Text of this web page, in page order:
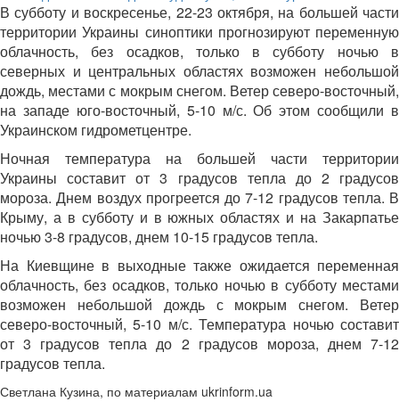
В субботу и воскресенье, 22-23 октября, на большей части
территории Украины синоптики прогнозируют переменную
облачность, без осадков, только в субботу ночью в
северных и центральных областях возможен небольшой
дождь, местами с мокрым снегом. Ветер северо-восточный,
на западе юго-восточный, 5-10 м/с. Об этом сообщили в
Украинском гидрометцентре.
Ночная температура на большей части территории
Украины составит от 3 градусов тепла до 2 градусов
мороза. Днем воздух прогреется до 7-12 градусов тепла. В
Крыму, а в субботу и в южных областях и на Закарпатье
ночью 3-8 градусов, днем 10-15 градусов тепла.
На Киевщине в выходные также ожидается переменная
облачность, без осадков, только ночью в субботу местами
возможен небольшой дождь с мокрым снегом. Ветер
северо-восточный, 5-10 м/с. Температура ночью составит
от 3 градусов тепла до 2 градусов мороза, днем 7-12
градусов тепла.
Светлана Кузина, по материалам ukrinform.ua